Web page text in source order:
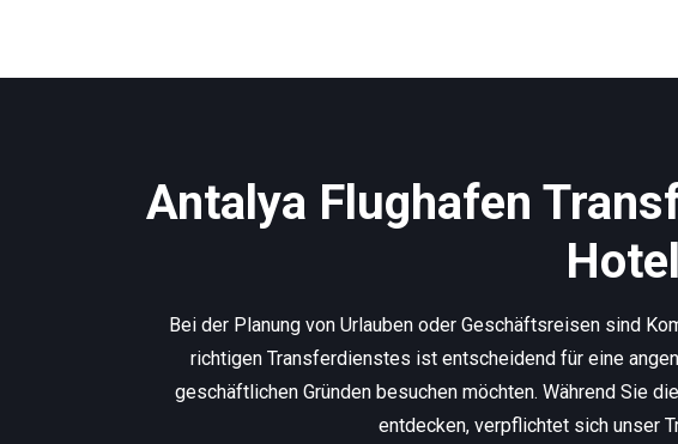
Antalya Flughafen
Bei der Planung von Urlauben oder Geschäftsreisen sind
richtigen Transferdienstes ist entscheidend für eine
geschäftlichen Gründen besuchen möchten. Während Sie
entdecken, verpflichtet sich unser